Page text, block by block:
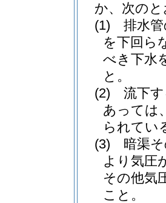
か、次の
(1)
排水
を下回ら
べき下水
と。
(2)
流下
あっては
られてい
(3)
暗渠
より気圧
その他気
こと。